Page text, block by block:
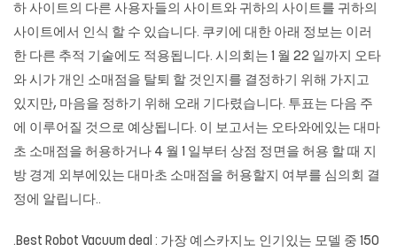
하 사이트의 다른 사용자들의 사이트와 귀하의 사이트를 귀하의
사이트에서 인식 할 수 있습니다. 쿠키에 대한 아래 정보는 이러
한 다른 추적 기술에도 적용됩니다. 시의회는 1 월 22 일까지 오타
와 시가 개인 소매점을 탈퇴 할 것인지를 결정하기 위해 가지고
있지만, 마음을 정하기 위해 오래 기다렸습니다. 투표는 다음 주
에 이루어질 것으로 예상됩니다. 이 보고서는 오타와에있는 대마
초 소매점을 허용하거나 4 월 1 일부터 상점 정면을 허용 할 때 지
방 경계 외부에있는 대마초 소매점을 허용할지 여부를 심의회 결
정에 알립니다..
.Best Robot Vacuum deal : 가장 예스카지노 인기있는 모델 중 150